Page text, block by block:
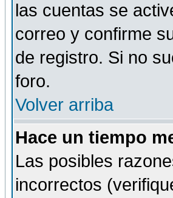
las cuentas se
correo y confirme
de registro. Si no
foro.
Volver arriba
Hace un tiempo
Las posibles
incorrectos